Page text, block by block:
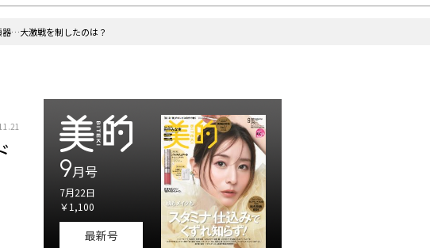
器…大激戦を制したのは？
9月号
7月22日
￥1,100
最新号